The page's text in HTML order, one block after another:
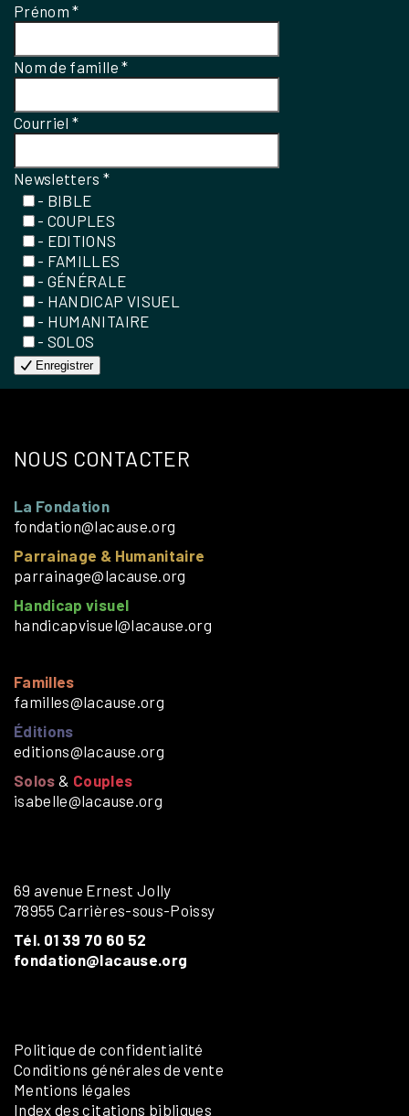
Prénom*
Nom de famille*
Courriel*
Newsletters*
- BIBLE
- COUPLES
- EDITIONS
- FAMILLES
- GÉNÉRALE
- HANDICAP VISUEL
- HUMANITAIRE
- SOLOS
Enregistrer
NOUS CONTACTER
La Fondation
fondation@lacause.org
Parrainage & Humanitaire
parrainage@lacause.org
Handicap visuel
handicapvisuel@lacause.org
Familles
familles@lacause.org
Éditions
editions@lacause.org
Solos & Couples
isabelle@lacause.org
69 avenue Ernest Jolly
78955 Carrières-sous-Poissy
Tél. 01 39 70 60 52
fondation@lacause.org
Politique de confidentialité
Conditions générales de vente
Mentions légales
Index des citations bibliques